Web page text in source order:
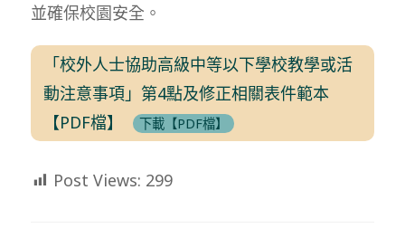
並確保校園安全。
「校外人士協助高級中等以下學校教學或活
動注意事項」第4點及修正相關表件範本
【PDF檔】
下載【PDF檔】
Post Views: 299